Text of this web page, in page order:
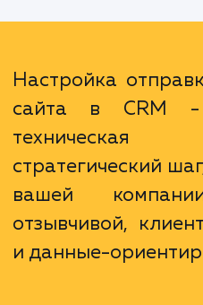
поведение ваших
знания для
маркетинговых
Настройка